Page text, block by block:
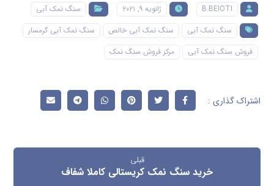
B.BEIOTI ژانویه ۹, ۲۰۲۱
سنگ نمک آبی
سنگ نمک آبی
سنگ نمک آبی خالص
سنگ نمک آبی گرمسار
فروش سنگ نمک آبی
مرکز فروش سنگ نمک
قبلی
خرید سنگ نمک کریستالی کاملا شفاف